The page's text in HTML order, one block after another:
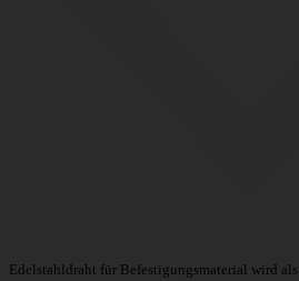
Edelstahldraht für Befestigungsmaterial wird